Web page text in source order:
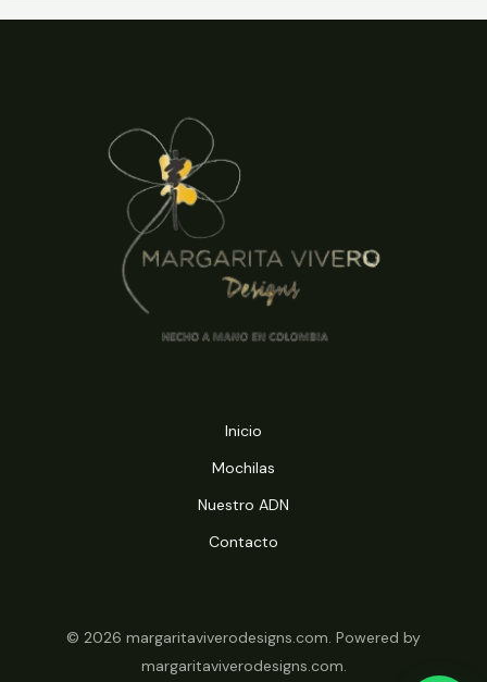
Inicio
Mochilas
Nuestro ADN
Contacto
© 2026 margaritaviverodesigns.com. Powered by
margaritaviverodesigns.com.